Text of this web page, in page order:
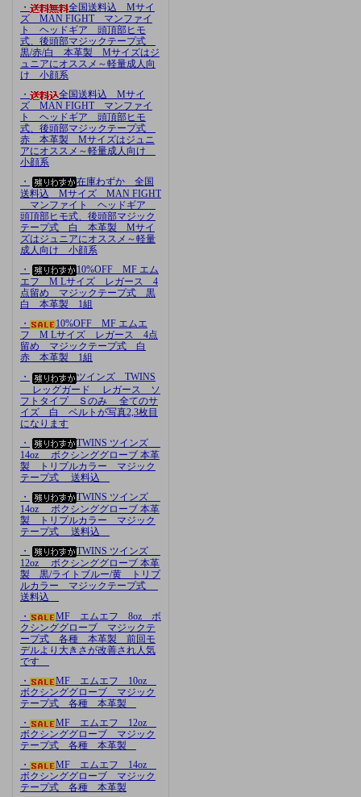
・
全国送料込 Mサイ
ズ MAN FIGHT マンファイ
ト ヘッドギア 頭頂部ヒモ
式、後頭部マジックテープ式
黒/赤/白 本革製 Mサイズはジ
ュニアにオススメ～軽量成人向
け 小顔系
・
全国送料込 Mサイ
ズ MAN FIGHT マンファイ
ト ヘッドギア 頭頂部ヒモ
式、後頭部マジックテープ式
赤 本革製 Mサイズはジュニ
アにオススメ～軽量成人向け
小顔系
・
在庫わずか 全国
送料込 Mサイズ MAN FIGHT
マンファイト ヘッドギア
頭頂部ヒモ式、後頭部マジック
テープ式 白 本革製 Mサイ
ズはジュニアにオススメ～軽量
成人向け 小顔系
・
10%OFF MF エム
エフ M Lサイズ レガース 4
点留め マジックテープ式 黒
白 本革製 1組
・
10%OFF MF エムエ
フ M Lサイズ レガース 4点
留め マジックテープ式 白
赤 本革製 1組
・
ツインズ TWINS
レッグガード レガース ソ
フトタイプ Ｓのみ 全てのサ
イズ 白 ベルトが写真2,3枚目
になります
・
TWINS ツインズ
14oz ボクシンググローブ 本革
製 トリプルカラー マジック
テープ式 送料込
・
TWINS ツインズ
14oz ボクシンググローブ 本革
製 トリプルカラー マジック
テープ式 送料込
・
TWINS ツインズ
12oz ボクシンググローブ 本革
製 黒/ライトブルー/黄 トリプ
ルカラー マジックテープ式
送料込
・
MF エムエフ 8oz ボ
クシンググローブ マジックテ
ープ式 各種 本革製 前回モ
デルより大きさが改善され人気
です
・
MF エムエフ 10oz
ボクシンググローブ マジック
テープ式 各種 本革製
・
MF エムエフ 12oz
ボクシンググローブ マジック
テープ式 各種 本革製
・
MF エムエフ 14oz
ボクシンググローブ マジック
テープ式 各種 本革製